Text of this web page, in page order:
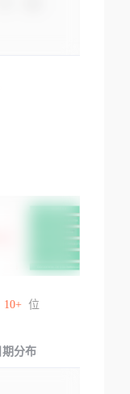
10+ 位
期分布